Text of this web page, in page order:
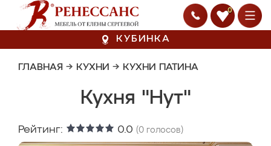
0
КУБИНКА
ГЛАВНАЯ → КУХНИ → КУХНИ ПАТИНА
Кухня "Нут"
Рейтинг: 0.0 (0 голосов)